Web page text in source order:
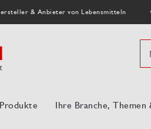
& Anbieter von Lebensmitteln
Ihre Branche, Themen